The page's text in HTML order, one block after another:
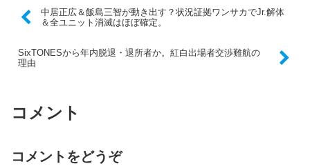
中居正広＆飯島三智が動き出す？状況証拠ワンサカでJr.解体
＆全ユニット消滅はほぼ確定。
SixTONESから年内脱退・退所者か。紅白出場者交渉難航の
理由
コメント
コメントをどうぞ